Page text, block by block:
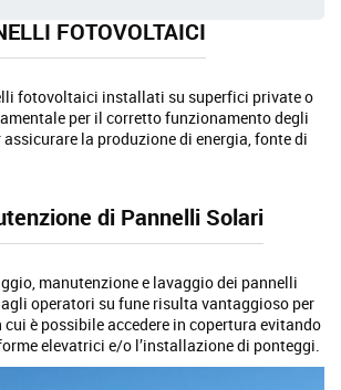
FOTOVOLTAICI
fotovoltaici installati su superfici private o
per il corretto funzionamento degli
la produzione di energia, fonte di
di Pannelli Solari
manutenzione e lavaggio dei pannelli
operatori su fune risulta vantaggioso per
è possibile accedere in copertura evitando
elevatrici e/o l’installazione di ponteggi.